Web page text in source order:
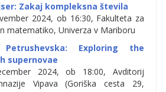
Zakaj kompleksna števila
2024, ob 16:30, Fakulteta za
matematiko, Univerza v Mariboru
Exploring the
supernovae
2024, ob 18:00, Avditorij
Vipava (Goriška cesta 29,